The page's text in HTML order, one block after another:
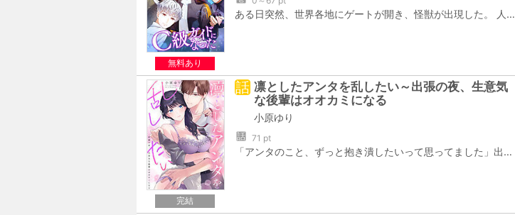
無料あり
ある日突然、世界各地にゲートが開き、怪獣が出現した。 人類滅亡が危ぶまれた頃、「異能力」と呼ばれる科学的に説明できない能力を発現した人々が現れた。戦闘系異能力を持つ「エスパー」と、エスパーが異能力を使いすぎることで起きる暴走を鎮める「ガイド」。彼らのおかげで、人類は滅亡の危機から脱した。 C級ガイドである早瀬美玖の目標は、細く長く、目立たずにひっそりと安定した人生を送ること。それなりの収入を得て、順風満帆な生活を送っていた美玖に突如知らされたのは、国内にたった2人しかいない最強S級エスパー八城賢斗との「マッチング率89%」という驚愕の検査結果と、賢斗の専属ガイドの任命だった！ 賢斗の専属ガイドになって以降、美玖の生活は大きく変わってしまった――。 美玖にだけ懐き、優しく可愛い年下男子、八城賢斗。 国内もう1人のS級エスパーで、理性的かつ冷徹な上司、國陶玄親。 謎多き英国紳士エスパー、ジェリー。 3人のヤバいイケメンエスパーが、なぜか美玖に執着しはじめ… 「こんな人生、クソすぎる！」
完結
話 凛としたアンタを乱したい～出張の夜、生意気
な後輩はオオカミになる
小原ゆり
話 71 pt
「アンタのこと、ずっと抱き潰したいって思ってました」出張先のホテル、生意気な後輩にいつもと違う表情で熱く求められて…──仕事熱心なOLの夏希は、既婚者の部長に長い片想いをしている。この想いは胸にしまっておこう、そう決めたのに、ひょんなことがきっかけで後輩の市村にバレてしまう！さらに、そんな最悪なタイミングで市村と二人で出張に行くことに…。弱みを握られたことで脅されるかもと身構えるが…「無理して笑ってるの見てると、ぐちゃぐちゃにしてやりたくなる」切ない瞳と噛みつくようなキスで押し倒してきて…？